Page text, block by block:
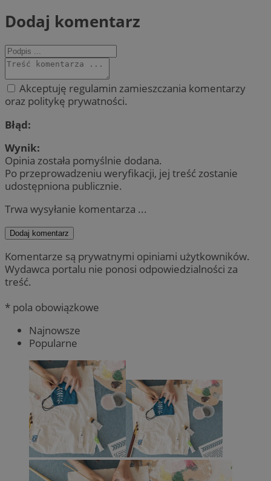
Dodaj komentarz
Akceptuję regulamin zamieszczania komentarzy
oraz politykę prywatności.
Błąd:
Wynik:
Opinia została pomyślnie dodana.
Po przeprowadzeniu weryfikacji, jej treść zostanie
udostępniona publicznie.
Trwa wysyłanie komentarza ...
Dodaj komentarz
Komentarze są prywatnymi opiniami użytkowników.
Wydawca portalu nie ponosi odpowiedzialności za
treść.
* pola obowiązkowe
Najnowsze
Popularne